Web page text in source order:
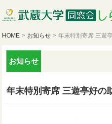
HOME > お知らせ > 年末特別寄席 三遊
お知らせ
年末特別寄席 三遊亭好の